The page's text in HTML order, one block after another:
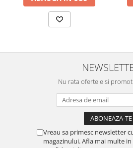
Nu rata ofertele si
Vreau sa primesc newsletter
magazinului. Afla mai multe in